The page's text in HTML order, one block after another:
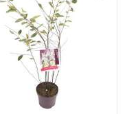
Toevoegen